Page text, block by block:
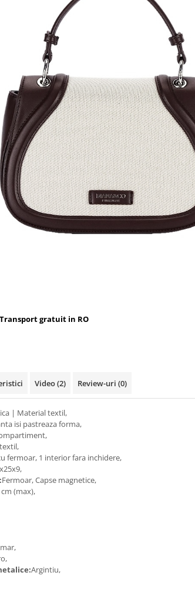
Transport gratuit in RO
Video(2) Review-uri (0)
| Material textil,
isi pastreaza forma,
fermoar, 1 interior fara inchidere,
Fermoar, Capse magnetice,
cm (max),
Argintiu,